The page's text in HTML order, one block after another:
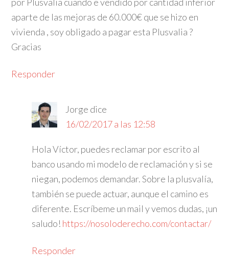
aparte de las mejoras de 60.000€ que se hizo en
vivienda , soy obligado a pagar esta Plusvalia ?
Gracias
Responder
Jorge dice
16/02/2017 a las 12:58
Hola Víctor, puedes reclamar por escrito al
banco usando mi modelo de reclamación y si se
niegan, podemos demandar. Sobre la plusvalía,
también se puede actuar, aunque el camino es
diferente. Escríbeme un mail y vemos dudas, ¡un
saludo! https://nosoloderecho.com/contactar/
Responder